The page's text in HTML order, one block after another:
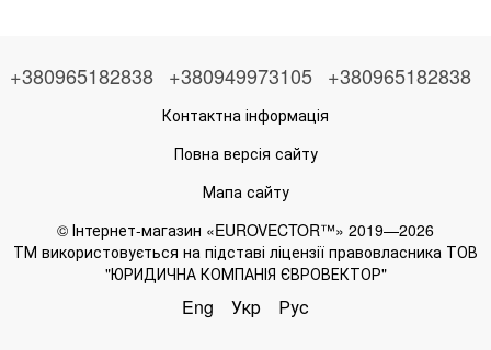
+380965182838 +380949973105 +380965182838
Контактна інформація
Повна версія сайту
Мапа сайту
© Інтернет-магазин «EUROVECTOR™» 2019—2026
ТМ використовується на підставі ліцензії правовласника ТОВ
"ЮРИДИЧНА КОМПАНІЯ ЄВРОВЕКТОР"
Eng Укр Рус